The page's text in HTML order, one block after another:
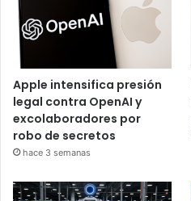
Apple intensifica presión
legal contra OpenAI y
excolaboradores por
robo de secretos
hace 3 semanas